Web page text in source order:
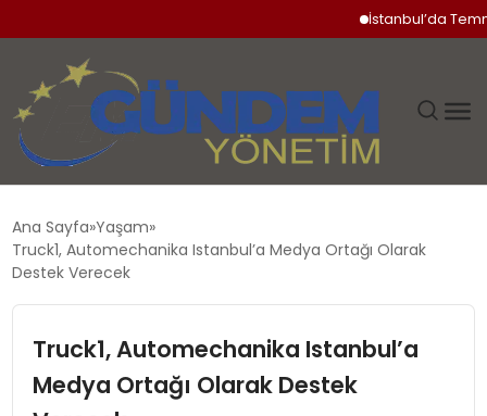
İstanbul’da
SIYASET
EKONOMI
Ana Sayfa Yaşam
Truck1, Automechanika Istanbul’a Medya Ortağı Olarak
Destek Verecek
Truck1, Automechanika Istanbul’a
Medya Ortağı Olarak Destek